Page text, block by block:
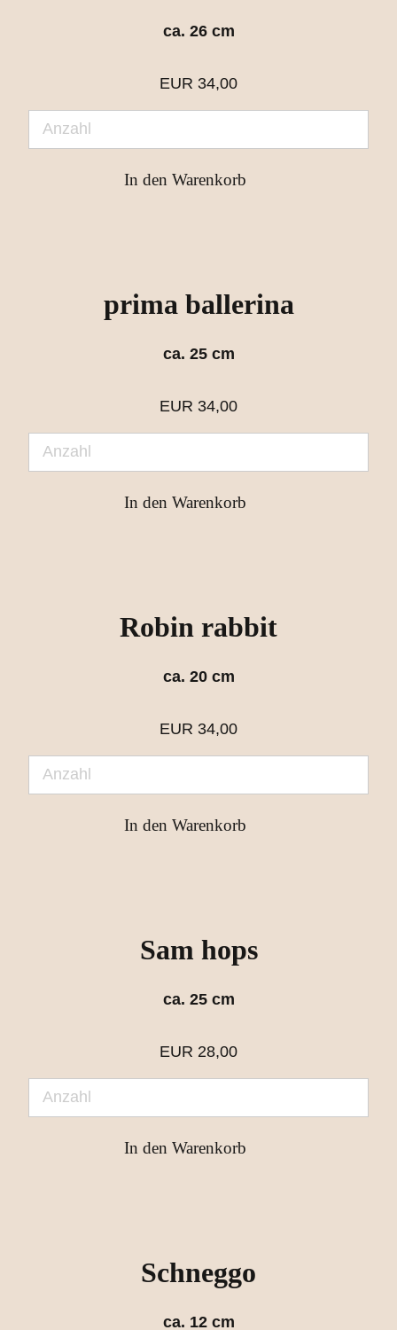
ca. 26 cm
EUR 34,00
prima ballerina
ca. 25 cm
EUR 34,00
Robin rabbit
ca. 20 cm
EUR 34,00
Sam hops
ca. 25 cm
EUR 28,00
Schneggo
ca. 12 cm